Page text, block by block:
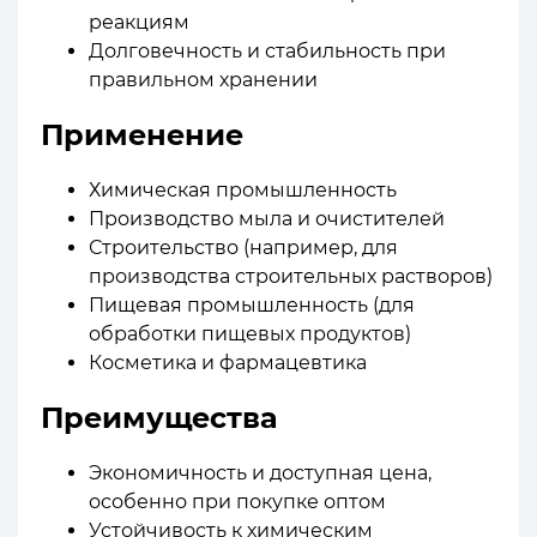
реакциям
Долговечность и стабильность при
правильном хранении
Применение
Химическая промышленность
Производство мыла и очистителей
Строительство (например, для
производства строительных растворов)
Пищевая промышленность (для
обработки пищевых продуктов)
Косметика и фармацевтика
Преимущества
Экономичность и доступная цена,
особенно при покупке оптом
Устойчивость к химическим